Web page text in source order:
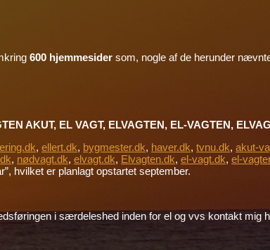
600 hjemmesider som, nogle af de herunder
AKUT, EL VAGT, ELVAGTEN, EL-VAGTEN,
, ellert.dk, bygmester.dk, haver.dk, tvnu.dk, akut-
, nødvagt.dk, elvagt.dk, Elvagten.dk, el-vagt.dk, el-
hvilket er planlagt opstartet september.
i særdeleshed inden for el og vvs kontakt mig